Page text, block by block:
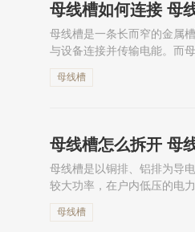
母线槽如何连接 母
母线槽是一条长而窄的金属
与设备连接并传输电能。而
母线槽
母线槽怎么拆开 母
母线槽是以铜排、铝排为导
较大功率，在户内低压的电
母线槽